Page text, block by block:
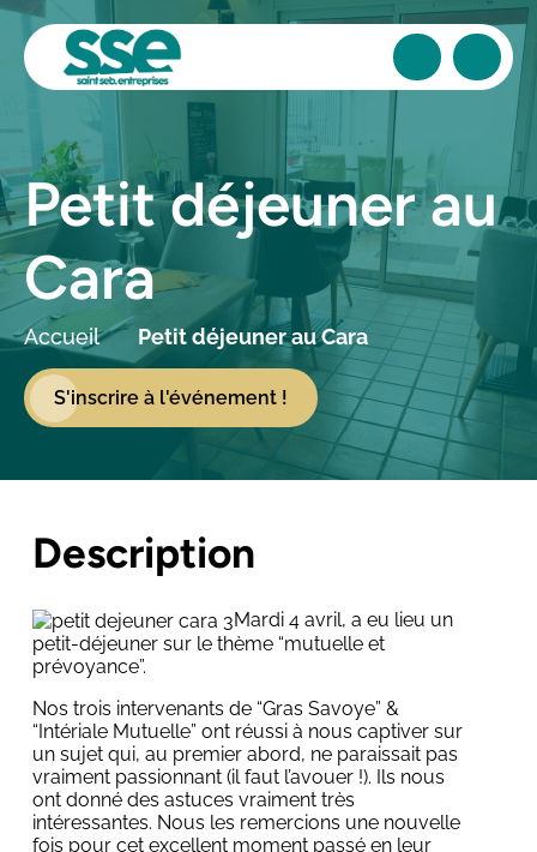
Petit déjeuner au
Cara
Accueil Petit déjeuner au Cara
S'inscrire à l'événement !
Description
Mardi 4 avril, a eu lieu un
petit-déjeuner sur le thème “mutuelle et
prévoyance”.
Nos trois intervenants de “Gras Savoye” &
“Intériale Mutuelle” ont réussi à nous captiver sur
un sujet qui, au premier abord, ne paraissait pas
vraiment passionnant (il faut l’avouer !). Ils nous
ont donné des astuces vraiment très
intéressantes. Nous les remercions une nouvelle
fois pour cet excellent moment passé en leur